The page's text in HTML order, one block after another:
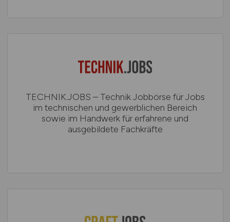
TECHNIK.JOBS – Technik Jobbörse für Jobs
im technischen und gewerblichen Bereich
sowie im Handwerk für erfahrene und
ausgebildete Fachkräfte